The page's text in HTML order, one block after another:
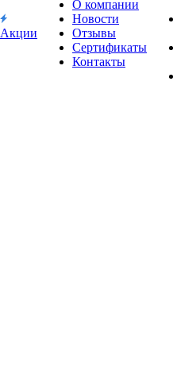
Акции
О компании
Новости
Отзывы
Сертификаты
Контакты